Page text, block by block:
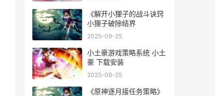
《解开小狸子的战斗诀窍
小狸子破除结界
2025-09-25
小土豪游戏策略系统 小土
豪 下载安装
2025-09-25
《原神逐月接任务策略》